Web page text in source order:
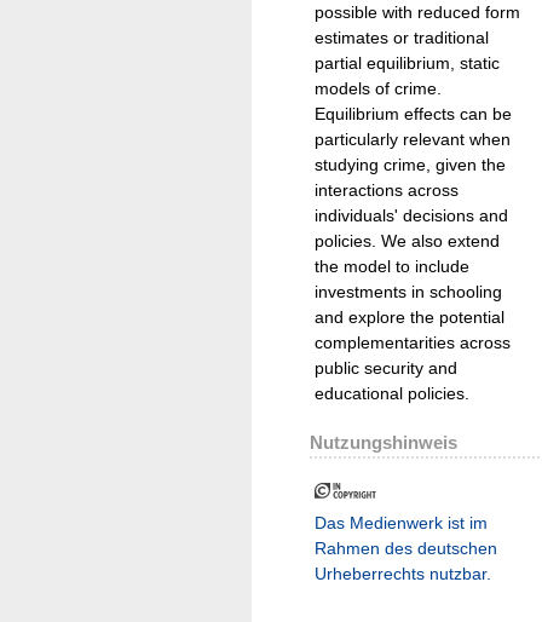
possible with reduced form
estimates or traditional
partial equilibrium, static
models of crime.
Equilibrium effects can be
particularly relevant when
studying crime, given the
interactions across
individuals' decisions and
policies. We also extend
the model to include
investments in schooling
and explore the potential
complementarities across
public security and
educational policies.
Nutzungshinweis
Das Medienwerk ist im
Rahmen des deutschen
Urheberrechts nutzbar.